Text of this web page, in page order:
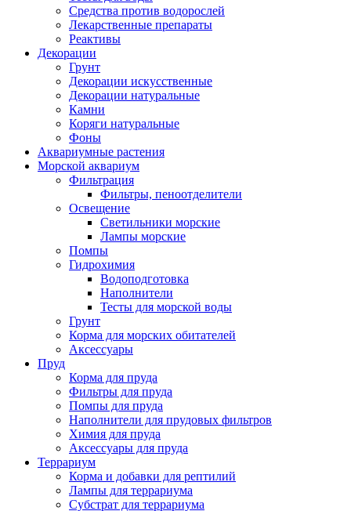
Средства против водорослей
Лекарственные препараты
Реактивы
Декорации
Грунт
Декорации искусственные
Декорации натуральные
Камни
Коряги натуральные
Фоны
Аквариумные растения
Морской аквариум
Фильтрация
Фильтры, пеноотделители
Освещение
Светильники морские
Лампы морские
Помпы
Гидрохимия
Водоподготовка
Наполнители
Тесты для морской воды
Грунт
Корма для морских обитателей
Аксессуары
Пруд
Корма для пруда
Фильтры для пруда
Помпы для пруда
Наполнители для прудовых фильтров
Химия для пруда
Аксессуары для пруда
Террариум
Корма и добавки для рептилий
Лампы для террариума
Субстрат для террариума